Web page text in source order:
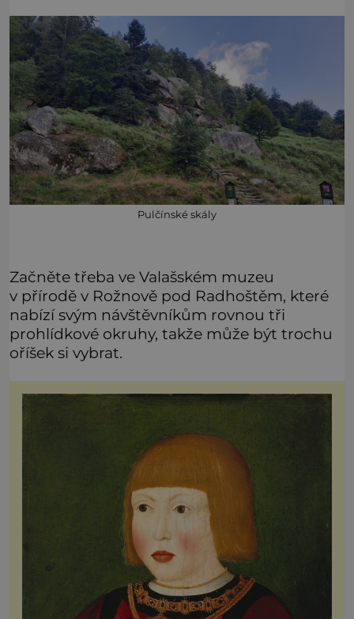
Pulčínské skály
Začněte třeba ve Valašském muzeu
v přírodě v Rožnově pod Radhoštěm, které
nabízí svým návštěvníkům rovnou tři
prohlídkové okruhy, takže může být trochu
oříšek si vybrat.